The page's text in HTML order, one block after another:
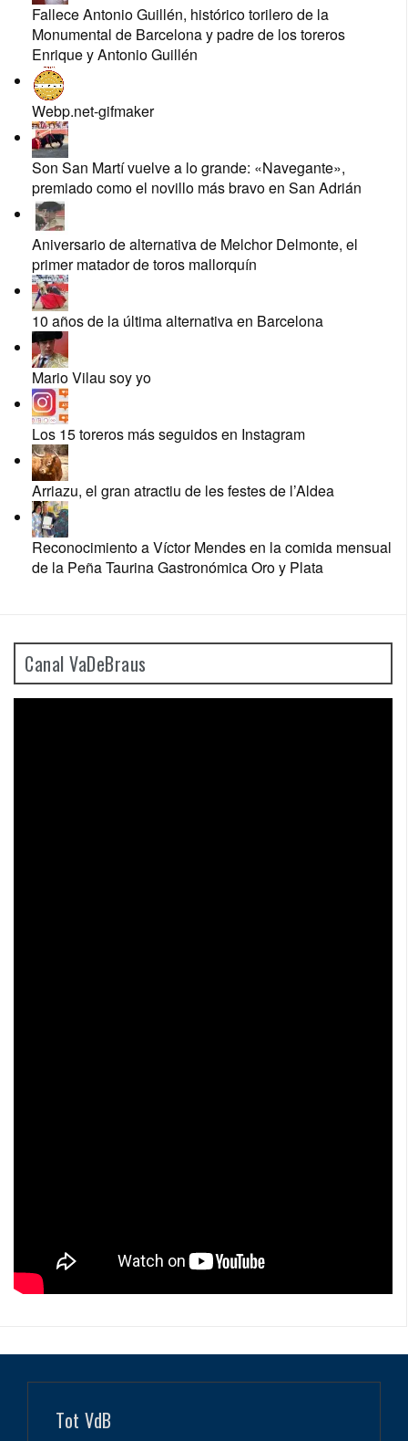
Fallece Antonio Guillén, histórico torilero de la
Monumental de Barcelona y padre de los toreros
Enrique y Antonio Guillén
Webp.net-gifmaker
Son San Martí vuelve a lo grande: «Navegante»,
premiado como el novillo más bravo en San Adrián
Aniversario de alternativa de Melchor Delmonte, el
primer matador de toros mallorquín
10 años de la última alternativa en Barcelona
Mario Vilau soy yo
Los 15 toreros más seguidos en Instagram
Arriazu, el gran atractiu de les festes de l’Aldea
Reconocimiento a Víctor Mendes en la comida mensual
de la Peña Taurina Gastronómica Oro y Plata
Canal VaDeBraus
Tot VdB